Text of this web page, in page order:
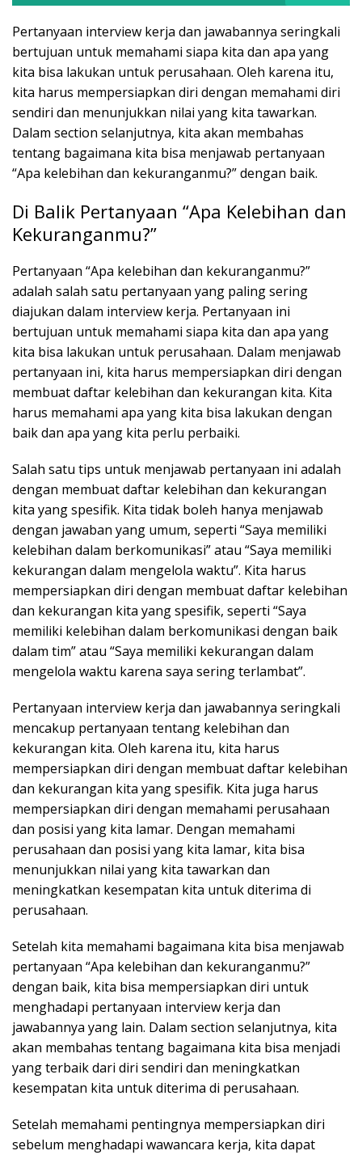
Pertanyaan interview kerja dan jawabannya seringkali
bertujuan untuk memahami siapa kita dan apa yang
kita bisa lakukan untuk perusahaan. Oleh karena itu,
kita harus mempersiapkan diri dengan memahami diri
sendiri dan menunjukkan nilai yang kita tawarkan.
Dalam section selanjutnya, kita akan membahas
tentang bagaimana kita bisa menjawab pertanyaan
“Apa kelebihan dan kekuranganmu?” dengan baik.
Di Balik Pertanyaan “Apa Kelebihan dan
Kekuranganmu?”
Pertanyaan “Apa kelebihan dan kekuranganmu?”
adalah salah satu pertanyaan yang paling sering
diajukan dalam interview kerja. Pertanyaan ini
bertujuan untuk memahami siapa kita dan apa yang
kita bisa lakukan untuk perusahaan. Dalam menjawab
pertanyaan ini, kita harus mempersiapkan diri dengan
membuat daftar kelebihan dan kekurangan kita. Kita
harus memahami apa yang kita bisa lakukan dengan
baik dan apa yang kita perlu perbaiki.
Salah satu tips untuk menjawab pertanyaan ini adalah
dengan membuat daftar kelebihan dan kekurangan
kita yang spesifik. Kita tidak boleh hanya menjawab
dengan jawaban yang umum, seperti “Saya memiliki
kelebihan dalam berkomunikasi” atau “Saya memiliki
kekurangan dalam mengelola waktu”. Kita harus
mempersiapkan diri dengan membuat daftar kelebihan
dan kekurangan kita yang spesifik, seperti “Saya
memiliki kelebihan dalam berkomunikasi dengan baik
dalam tim” atau “Saya memiliki kekurangan dalam
mengelola waktu karena saya sering terlambat”.
Pertanyaan interview kerja dan jawabannya seringkali
mencakup pertanyaan tentang kelebihan dan
kekurangan kita. Oleh karena itu, kita harus
mempersiapkan diri dengan membuat daftar kelebihan
dan kekurangan kita yang spesifik. Kita juga harus
mempersiapkan diri dengan memahami perusahaan
dan posisi yang kita lamar. Dengan memahami
perusahaan dan posisi yang kita lamar, kita bisa
menunjukkan nilai yang kita tawarkan dan
meningkatkan kesempatan kita untuk diterima di
perusahaan.
Setelah kita memahami bagaimana kita bisa menjawab
pertanyaan “Apa kelebihan dan kekuranganmu?”
dengan baik, kita bisa mempersiapkan diri untuk
menghadapi pertanyaan interview kerja dan
jawabannya yang lain. Dalam section selanjutnya, kita
akan membahas tentang bagaimana kita bisa menjadi
yang terbaik dari diri sendiri dan meningkatkan
kesempatan kita untuk diterima di perusahaan.
Setelah memahami pentingnya mempersiapkan diri
sebelum menghadapi wawancara kerja, kita dapat